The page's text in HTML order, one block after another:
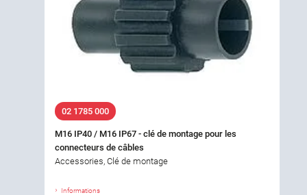
02 1785 000
M16 IP40 / M16 IP67 - clé de montage pour les
connecteurs de câbles
Accessories, Clé de montage
Informations